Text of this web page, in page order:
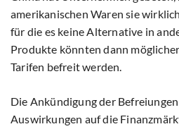
amerikanischen Waren sie
für die es keine Alternative in
Produkte könnten dann
Tarifen befreit werden.
Die Ankündigung der
Auswirkungen auf die